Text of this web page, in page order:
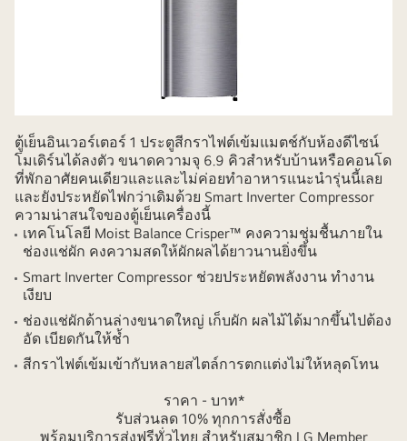
ตู้เย็นอินเวอร์เตอร์ 1 ประตูสีกราไฟต์เข้มแมตช์กับห้องดีไซน์
โมเดิร์นได้ลงตัว ขนาดความจุ 6.9 คิวสำหรับบ้านหรือคอนโด
ที่พักอาศัยคนเดียวและและไม่ค่อยทำอาหารแนะนำรุ่นนี้เลย
และยังประหยัดไฟกว่าเดิมด้วย Smart Inverter Compressor
ความน่าสนใจของตู้เย็นเครื่องนี้
เทคโนโลยี Moist Balance Crisper™ คงความชุ่มชื้นภายใน
ช่องแช่ผัก คงความสดให้ผักผลได้ยาวนานยิ่งขึ้น
Smart Inverter Compressor ช่วยประหยัดพลังงาน ทำงาน
เงียบ
ช่องแช่ผักด้านล่างขนาดใหญ่ เก็บผัก ผลไม้ได้มากขึ้นไปต้อง
อัด เบียดกันให้ช้ำ
สีกราไฟต์เข้มเข้ากับหลายสไตล์การตกแต่งไม่ให้หลุดโทน
ราคา - บาท*
รับส่วนลด 10% ทุกการสั่งซื้อ
พร้อมบริการส่งฟรีทั่วไทย สำหรับสมาชิก LG Member